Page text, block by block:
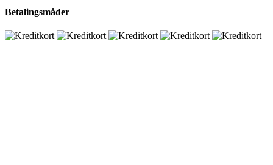
Betalingsmåder